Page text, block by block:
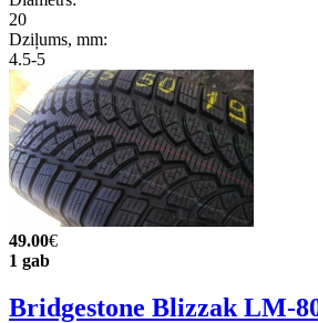
20
Dziļums, mm:
4.5-5
49.00€
1 gab
Bridgestone Blizzak LM-